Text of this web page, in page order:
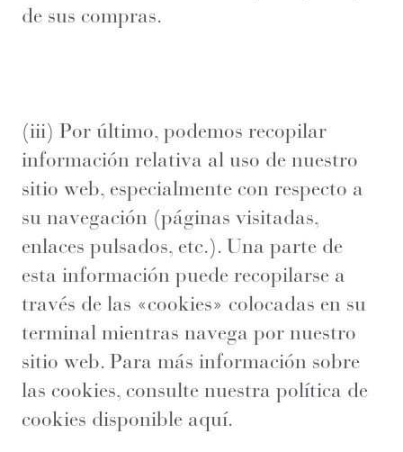
de sus compras.
(iii) Por último, podemos recopilar
información relativa al uso de nuestro
sitio web, especialmente con respecto a
su navegación (páginas visitadas,
enlaces pulsados, etc.). Una parte de
esta información puede recopilarse a
través de las «cookies» colocadas en su
terminal mientras navega por nuestro
sitio web. Para más información sobre
las cookies, consulte nuestra política de
cookies disponible aquí.